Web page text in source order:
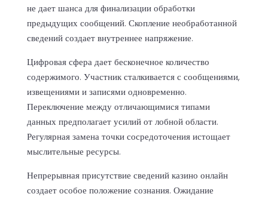
не дает шанса для финализации обработки
предыдущих сообщений. Скопление необработанной
сведений создает внутреннее напряжение.
Цифровая сфера дает бесконечное количество
содержимого. Участник сталкивается с сообщениями,
извещениями и записями одновременно.
Переключение между отличающимися типами
данных предполагает усилий от лобной области.
Регулярная замена точки сосредоточения истощает
мыслительные ресурсы.
Непрерывная присутствие сведений казино онлайн
создает особое положение сознания. Ожидание